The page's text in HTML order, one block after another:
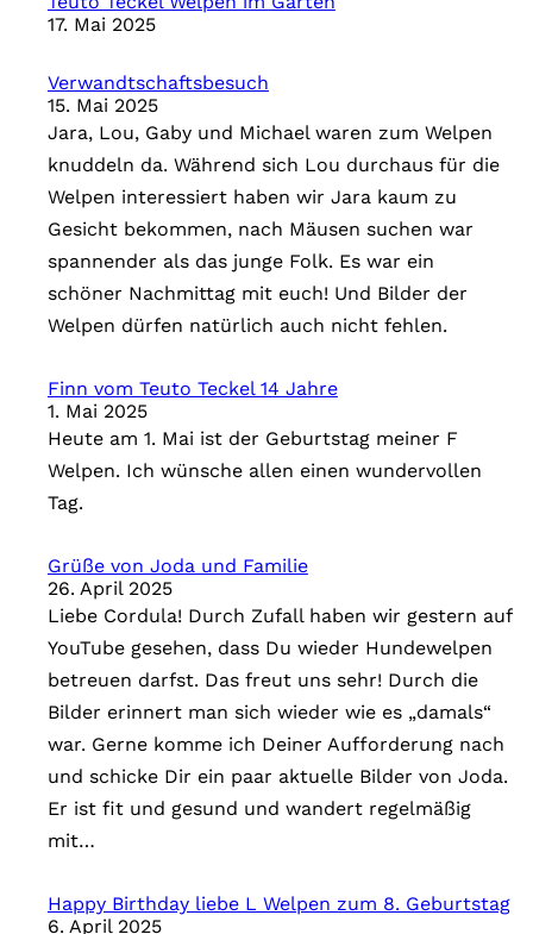
17. Mai 2025
Verwandtschaftsbesuch
15. Mai 2025
Jara, Lou, Gaby und Michael waren zum Welpen
knuddeln da. Während sich Lou durchaus für die
Welpen interessiert haben wir Jara kaum zu
Gesicht bekommen, nach Mäusen suchen war
spannender als das junge Folk. Es war ein
schöner Nachmittag mit euch! Und Bilder der
Welpen dürfen natürlich auch nicht fehlen.
Finn vom Teuto Teckel 14 Jahre
1. Mai 2025
Heute am 1. Mai ist der Geburtstag meiner F
Welpen. Ich wünsche allen einen wundervollen
Tag.
Grüße von Joda und Familie
26. April 2025
Liebe Cordula! Durch Zufall haben wir gestern auf
YouTube gesehen, dass Du wieder Hundewelpen
betreuen darfst. Das freut uns sehr! Durch die
Bilder erinnert man sich wieder wie es „damals“
war. Gerne komme ich Deiner Aufforderung nach
und schicke Dir ein paar aktuelle Bilder von Joda.
Er ist fit und gesund und wandert regelmäßig
mit…
Happy Birthday liebe L Welpen zum 8. Geburtstag
6. April 2025